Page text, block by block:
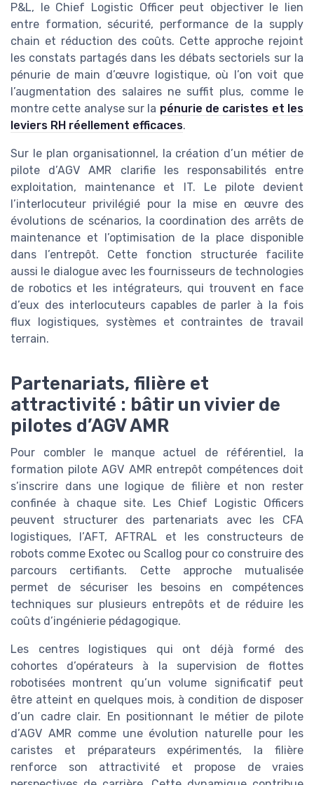
P&L, le Chief Logistic Officer peut objectiver le lien
entre formation, sécurité, performance de la supply
chain et réduction des coûts. Cette approche rejoint
les constats partagés dans les débats sectoriels sur la
pénurie de main d’œuvre logistique, où l’on voit que
l’augmentation des salaires ne suffit plus, comme le
montre cette analyse sur la pénurie de caristes et les
leviers RH réellement efficaces.
Sur le plan organisationnel, la création d’un métier de
pilote d’AGV AMR clarifie les responsabilités entre
exploitation, maintenance et IT. Le pilote devient
l’interlocuteur privilégié pour la mise en œuvre des
évolutions de scénarios, la coordination des arrêts de
maintenance et l’optimisation de la place disponible
dans l’entrepôt. Cette fonction structurée facilite
aussi le dialogue avec les fournisseurs de technologies
de robotics et les intégrateurs, qui trouvent en face
d’eux des interlocuteurs capables de parler à la fois
flux logistiques, systèmes et contraintes de travail
terrain.
Partenariats, filière et
attractivité : bâtir un vivier de
pilotes d’AGV AMR
Pour combler le manque actuel de référentiel, la
formation pilote AGV AMR entrepôt compétences doit
s’inscrire dans une logique de filière et non rester
confinée à chaque site. Les Chief Logistic Officers
peuvent structurer des partenariats avec les CFA
logistiques, l’AFT, AFTRAL et les constructeurs de
robots comme Exotec ou Scallog pour co construire des
parcours certifiants. Cette approche mutualisée
permet de sécuriser les besoins en compétences
techniques sur plusieurs entrepôts et de réduire les
coûts d’ingénierie pédagogique.
Les centres logistiques qui ont déjà formé des
cohortes d’opérateurs à la supervision de flottes
robotisées montrent qu’un volume significatif peut
être atteint en quelques mois, à condition de disposer
d’un cadre clair. En positionnant le métier de pilote
d’AGV AMR comme une évolution naturelle pour les
caristes et préparateurs expérimentés, la filière
renforce son attractivité et propose de vraies